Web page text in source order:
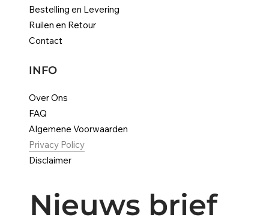
Nieuws brief
Bestelling en Levering
Ruilen en Retour
Contact
INFO
Over Ons
FAQ
Algemene Voorwaarden
Privacy Policy
Disclaimer